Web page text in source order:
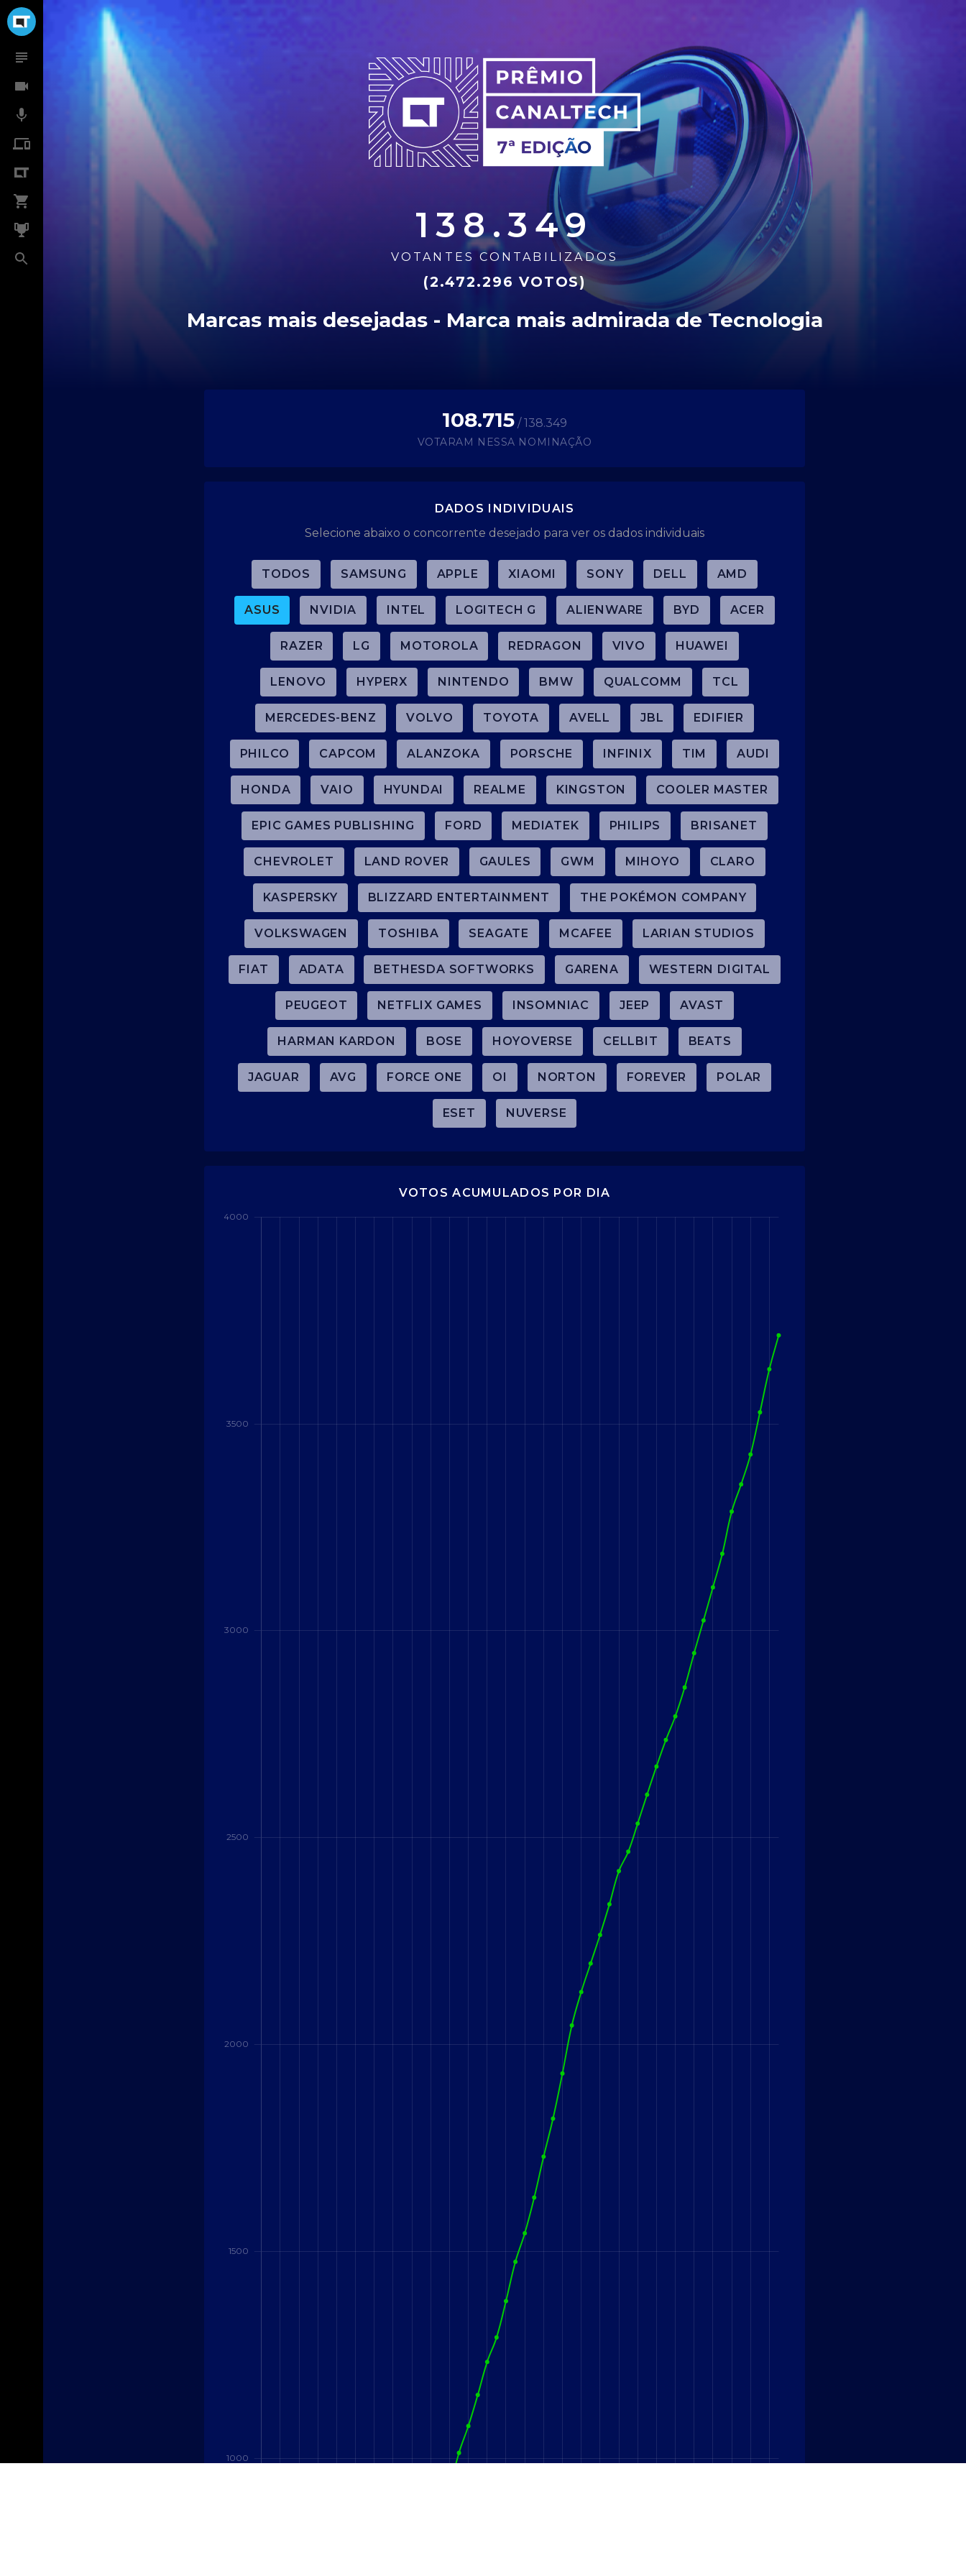
138.349
VOTANTES CONTABILIZADOS
(2.472.296 VOTOS)
108.715 / 138.349
VOTARAM NESSA NOMINAÇÃO
DADOS INDIVIDUAIS
Selecione abaixo o concorrente desejado para ver os dados individuais
TODOS SAMSUNG APPLE XIAOMI SONY DELL AMD
ASUS NVIDIA INTEL LOGITECH G ALIENWARE BYD ACER
RAZER LG MOTOROLA REDRAGON VIVO HUAWEI
LENOVO HYPERX NINTENDO BMW QUALCOMM TCL
MERCEDES-BENZ VOLVO TOYOTA AVELL JBL EDIFIER
PHILCO CAPCOM ALANZOKA PORSCHE INFINIX TIM AUDI
HONDA VAIO HYUNDAI REALME KINGSTON COOLER MASTER
EPIC GAMES PUBLISHING FORD MEDIATEK PHILIPS BRISANET
CHEVROLET LAND ROVER GAULES GWM MIHOYO CLARO
KASPERSKY BLIZZARD ENTERTAINMENT THE POKÉMON COMPANY
VOLKSWAGEN TOSHIBA SEAGATE MCAFEE LARIAN STUDIOS
FIAT ADATA BETHESDA SOFTWORKS GARENA WESTERN DIGITAL
PEUGEOT NETFLIX GAMES INSOMNIAC JEEP AVAST
HARMAN KARDON BOSE HOYOVERSE CELLBIT BEATS
JAGUAR AVG FORCE ONE OI NORTON FOREVER POLAR
ESET NUVERSE
VOTOS ACUMULADOS POR DIA